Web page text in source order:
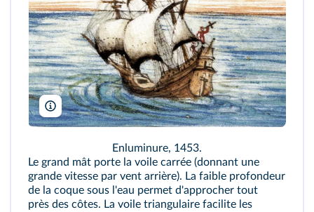
BnF
Enluminure, 1453.
Le grand mât porte la voile carrée (donnant une
grande vitesse par vent arrière). La faible profondeur
de la coque sous l'eau permet d'approcher tout
près des côtes. La voile triangulaire facilite les